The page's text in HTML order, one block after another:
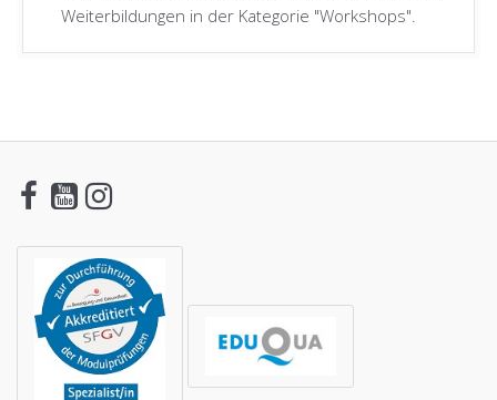
Weiterbildungen in der Kategorie "Workshops".